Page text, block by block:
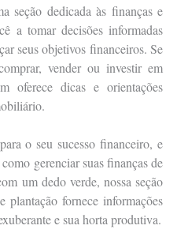
seção dedicada às finanças e
a tomar decisões informadas
seus objetivos financeiros. Se
vender ou investir em
oferece dicas e orientações
o seu sucesso financeiro, e
gerenciar suas finanças de
um dedo verde, nossa seção
plantação fornece informações
e sua horta produtiva.